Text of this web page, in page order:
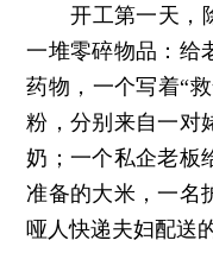
开工第一天，除
一堆零碎物品：给
药物，一个写着“
粉，分别来自一对
奶；一个私企老板
准备的大米，一名
哑人快递夫妇配送